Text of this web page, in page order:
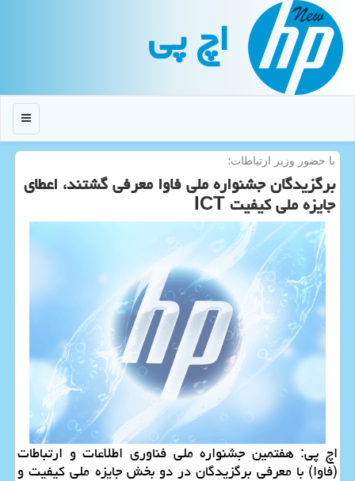
اچ پی
منو
با حضور وزیر ارتباطات؛
برگزیدگان جشنواره ملی فاوا معرفی گشتند، اعطای
جایزه ملی كیفیت ICT
اچ پی: هفتمین جشنواره ملی فناوری اطلاعات و ارتباطات
(فاوا) با معرفی برگزیدگان در دو بخش جایزه ملی كیفیت و